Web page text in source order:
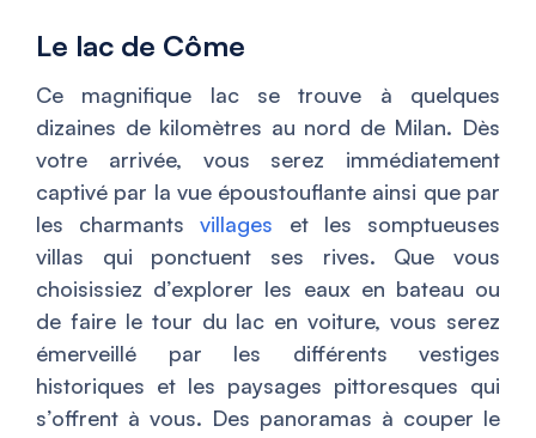
Le lac de Côme
Ce magnifique lac se trouve à quelques
dizaines de kilomètres au nord de Milan. Dès
votre arrivée, vous serez immédiatement
captivé par la vue époustouflante ainsi que par
les charmantsvillages et les somptueuses
villas qui ponctuent ses rives. Que vous
choisissiez d’explorer les eaux en bateau ou
de faire le tour du lac en voiture, vous serez
émerveillé par les différents vestiges
historiques et les paysages pittoresques qui
s’offrent à vous. Des panoramas à couper le